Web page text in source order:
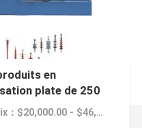
en
plate de 250
Prix：$20,000.00 - $46,800.00/sets